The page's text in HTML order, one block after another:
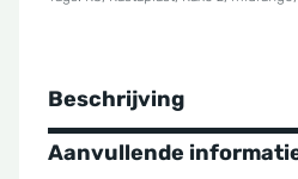
Beschrijving
Aanvullende